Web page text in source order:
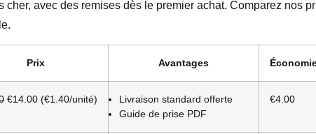
avec des remises dès le premier achat. Comparez nos
Prix Avantages
€14.00 (€1.40/unité)
Livraison standard offerte
Guide de prise PDF
€4.00